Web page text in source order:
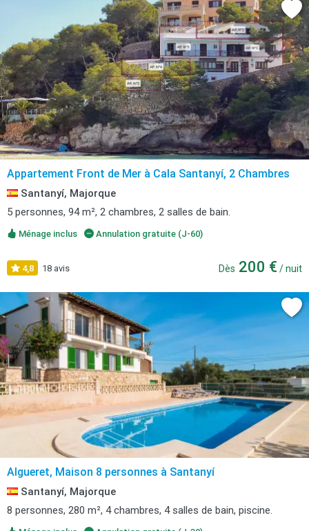
Appartement Front de Mer à Cala Santanyí, 2 Chambres
Santanyí, Majorque
5 personnes, 94 m², 2 chambres, 2 salles de bain.
Ménage inclus Annulation gratuite (J-60)
4,8 18 avis Dès 200 € / nuit
Algueret, Maison 8 personnes à Santanyí
Santanyí, Majorque
8 personnes, 280 m², 4 chambres, 4 salles de bain, piscine.